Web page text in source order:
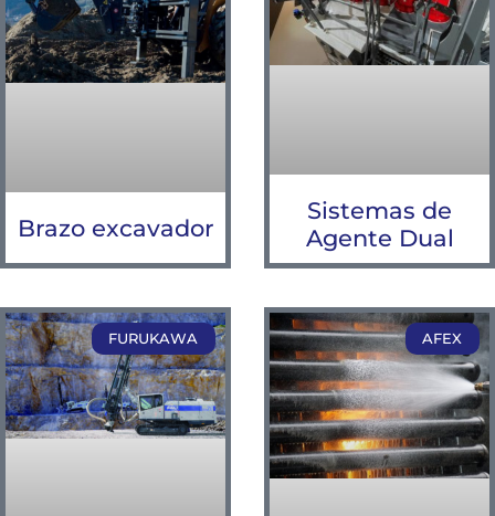
Brazo excavador
Sistemas de
Agente Dual
FURUKAWA AFEX